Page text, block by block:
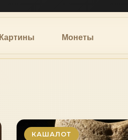
Картины Монеты
КАШАЛОТ